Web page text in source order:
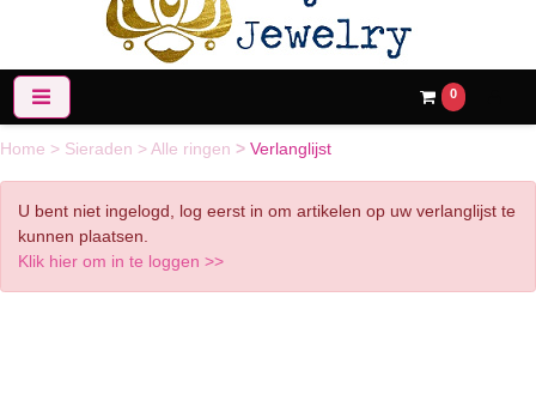
0
Home > Sieraden >Alle ringen > Verlanglijst
U bent niet ingelogd, log eerst in om artikelen op uw verlanglijst te
kunnen plaatsen.
Klik hier om in te loggen >>